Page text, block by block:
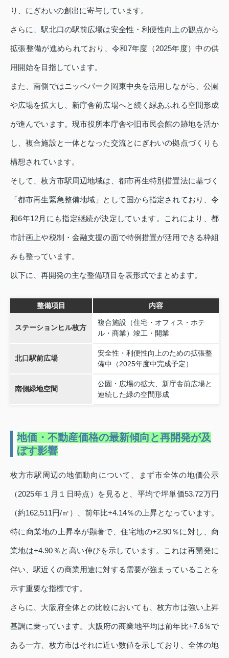
り、にぎわいの創出に寄与しています。
さらに、駅北口の駅前広場は安全性・利便性向上の観点から
拡張整備が進められており、令和7年度（2025年度）中の供
用開始を目指しています。
また、南側ではニッペパーク岡東中央を活用しながら、公園
や広場を拡大し、新庁舎前広場へと続く緑あふれる空間形成
が進んでいます。現市役所本庁舎や旧市民会館の跡地を活か
し、複合施設と一体となった交流とにぎわいの拠点づくりも
構想されています。
そして、枚方市駅周辺地域は、都市再生特別措置法に基づく
「都市再生緊急整備地域」として国から指定されており、令
和6年12月にも指定継続が決定しています。これにより、都
市計画上や税制・金融支援の面で特例措置が活用できる枠組
みも整っています。
以下に、再開発の主な整備項目を表形式でまとめます。
整備項目 内容
ステーションヒル枚方
複合施設（住宅・オフィス・ホテ
ル・商業）竣工・開業
北口駅前広場
安全性・利便性向上のための拡張整
備中（2025年度中完成予定）
南側緑地空間
公園・広場の拡大、新庁舎前広場と
連続した緑の空間形成
地価・不動産価格の最新傾向と再開発が及
ぼす影響
枚方市駅周辺の地価動向について、まず市全体の地価公示
（2025年１月１日時点）を見ると、平均で坪単価53.72万円
（約162,511円/㎡）、前年比+4.14％の上昇となっています。
特に商業地の上昇率が顕著で、住宅地の+2.90％に対し、商
業地は+4.90％と高い伸びを示しています。これは再開発に
伴い、駅近くの商業用途に対する需要が強まっていることを
示す重要な指標です。
さらに、大阪府全体との比較においても、枚方市は強い上昇
基調に乗っています。大阪府の商業地平均は前年比+7.6％で
ある一方、枚方市はそれに近い数値を示しており、全体の地